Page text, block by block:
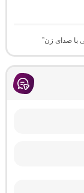
با صدای زن”